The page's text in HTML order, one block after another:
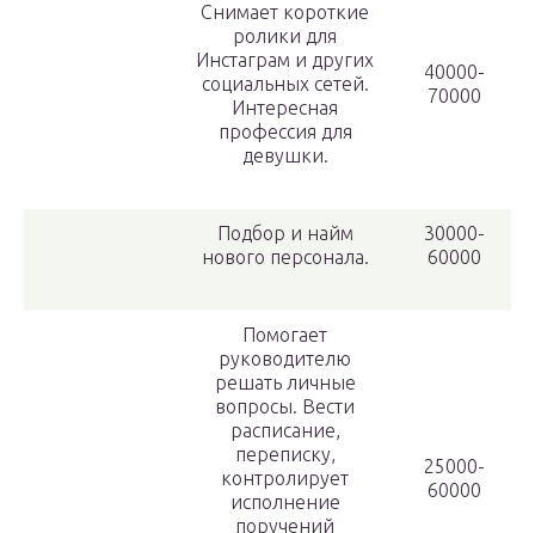
Снимает короткие
ролики для
Инстаграм и других
социальных сетей.
Интересная
профессия для
девушки.
40000-
70000
Подбор и найм
нового персонала.
30000-
60000
Помогает
руководителю
решать личные
вопросы. Вести
расписание,
переписку,
контролирует
исполнение
поручений
25000-
60000